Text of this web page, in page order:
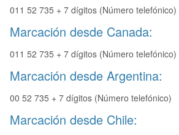
011 52 735 + 7 dígitos (Número telefónico)
Marcación desde Canada:
011 52 735 + 7 dígitos (Número telefónico)
Marcación desde Argentina:
00 52 735 + 7 dígitos (Número telefónico)
Marcación desde Chile: